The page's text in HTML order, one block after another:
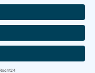
Datenschutz